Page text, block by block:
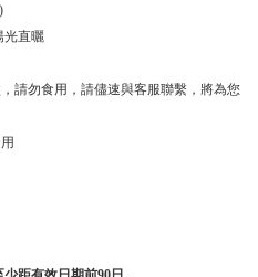
光直曬
請勿食用，請儘速與客服聯繫，將為您